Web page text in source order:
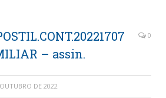
– assin.
0
DE 2022